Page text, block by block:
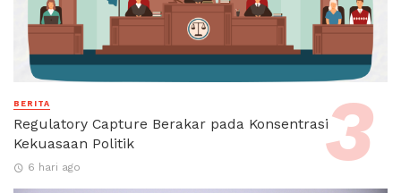
BERITA
Regulatory Capture Berakar pada Konsentrasi
Kekuasaan Politik
6 hari ago